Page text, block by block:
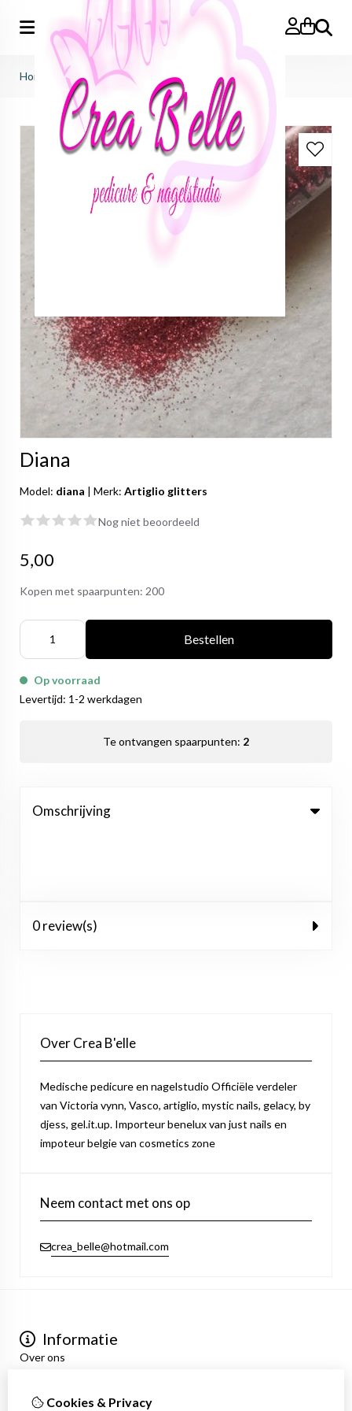
Zoeken
Home afprijzingen>sale artiglio glitters> Diana
Diana
Model: diana | Merk: Artiglio glitters
Nog niet beoordeeld
5,00
Kopen met spaarpunten: 200
Bestellen
Op voorraad
Levertijd: 1-2 werkdagen
Te ontvangen spaarpunten: 2
Omschrijving
0 review(s)
Over Crea B'elle
Medische pedicure en nagelstudio Officiële verdeler
van Victoria vynn, Vasco, artiglio, mystic nails, gelacy, by
djess, gel.it.up. Importeur benelux van just nails en
impoteur belgie van cosmetics zone
Neem contact met ons op
crea_belle@hotmail.com
Informatie
Over ons
Algemene voorwaarden
Cookies & Privacy